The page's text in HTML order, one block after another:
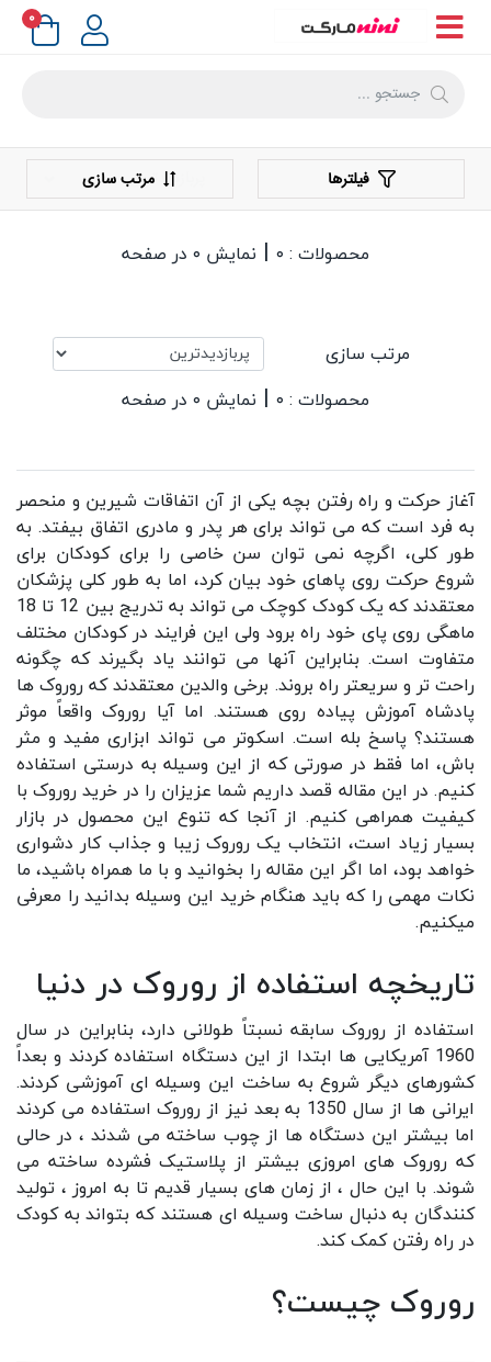
۰
فیلترها مرتب سازی
محصولات : ۰ | نمایش ۰ در صفحه
مرتب سازی
محصولات : ۰
| نمایش ۰ در صفحه
آغاز حرکت و راه رفتن بچه یکی از آن اتفاقات شیرین و منحصر
به فرد است که می تواند برای هر پدر و مادری اتفاق بیفتد. به
طور کلی، اگرچه نمی توان سن خاصی را برای کودکان برای
شروع حرکت روی پاهای خود بیان کرد، اما به طور کلی پزشکان
معتقدند که یک کودک کوچک می تواند به تدریج بین 12 تا 18
ماهگی روی پای خود راه برود ولی این فرایند در کودکان مختلف
متفاوت است. بنابراین آنها می توانند یاد بگیرند که چگونه
راحت تر و سریعتر راه بروند. برخی والدین معتقدند که روروک ها
پادشاه آموزش پیاده روی هستند. اما آیا روروکواقعاً موثر
هستند؟ پاسخ بله است. اسکوتر می تواند ابزاری مفید و مثر
باش، اما فقط در صورتی که از این وسیله به درستی استفاده
کنیم. در این مقاله قصد داریم شما عزیزان را در خرید روروکبا
کیفیت همراهی کنیم. از آنجا که تنوع این محصول در بازار
بسیار زیاد است، انتخاب یک روروک زیبا و جذاب کار دشواری
خواهد بود، اما اگر این مقاله را بخوانید و با ما همراه باشید، ما
نکات مهمی را که باید هنگام خرید این وسیله بدانید را معرفی
میکنیم.
تاریخچه استفاده از روروک در دنیا
استفاده از روروک سابقه نسبتاً طولانی دارد، بنابراین در سال
1960 آمریکایی ها ابتدا از این دستگاه استفاده کردند و بعداً
کشورهای دیگر شروع به ساخت این وسیله ای آموزشی کردند.
ایرانی ها از سال 1350 به بعد نیز از روروک استفاده می کردند
اما بیشتر این دستگاه ها از چوب ساخته می شدند ، در حالی
که روروکهای امروزی بیشتر از پلاستیک فشرده ساخته می
شوند. با این حال ، از زمان های بسیار قدیم تا به امروز ، تولید
کنندگان به دنبال ساخت وسیله ای هستند که بتواند به کودک
در راه رفتن کمک کند.
روروک چیست؟